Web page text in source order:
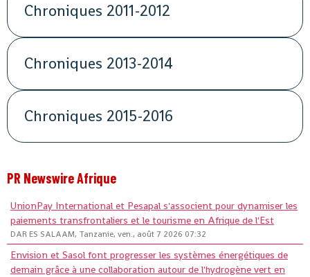
Chroniques 2011-2012
Chroniques 2013-2014
Chroniques 2015-2016
PR Newswire Afrique
UnionPay International et Pesapal s'associent pour dynamiser les
paiements transfrontaliers et le tourisme en Afrique de l'Est
DAR ES SALAAM, Tanzanie, ven., août 7 2026 07:32
Envision et Sasol font progresser les systèmes énergétiques de
demain grâce à une collaboration autour de l'hydrogène vert en